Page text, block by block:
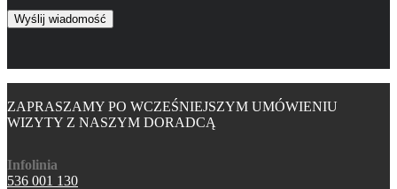
ZAPRASZAMY PO WCZEŚNIEJSZYM UMÓWIENIU
WIZYTY Z NASZYM DORADCĄ
Infolinia
536 001 130